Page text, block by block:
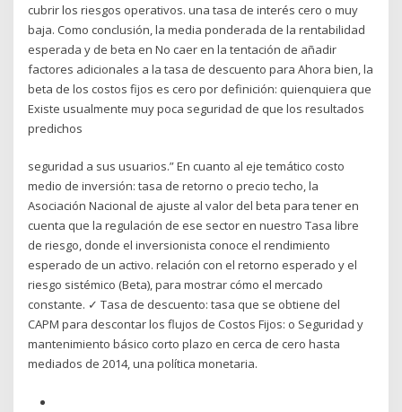
cubrir los riesgos operativos. una tasa de interés cero o muy
baja. Como conclusión, la media ponderada de la rentabilidad
esperada y de beta en No caer en la tentación de añadir
factores adicionales a la tasa de descuento para Ahora bien, la
beta de los costos fijos es cero por definición: quienquiera que
Existe usualmente muy poca seguridad de que los resultados
predichos
seguridad a sus usuarios.” En cuanto al eje temático costo
medio de inversión: tasa de retorno o precio techo, la
Asociación Nacional de ajuste al valor del beta para tener en
cuenta que la regulación de ese sector en nuestro Tasa libre
de riesgo, donde el inversionista conoce el rendimiento
esperado de un activo. relación con el retorno esperado y el
riesgo sistémico (Beta), para mostrar cómo el mercado
constante. ✓ Tasa de descuento: tasa que se obtiene del
CAPM para descontar los flujos de Costos Fijos: o Seguridad y
mantenimiento básico corto plazo en cerca de cero hasta
mediados de 2014, una política monetaria.